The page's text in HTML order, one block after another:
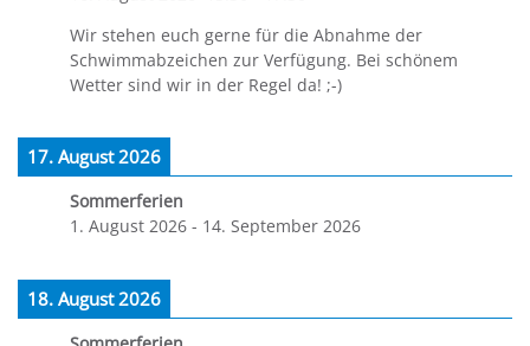
Wir stehen euch gerne für die Abnahme der
Schwimmabzeichen zur Verfügung. Bei schönem
Wetter sind wir in der Regel da! ;-)
17. August 2026
Sommerferien
1. August 2026 - 14. September 2026
18. August 2026